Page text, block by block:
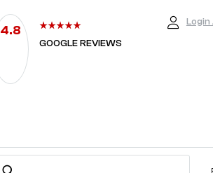
4.8
GOOGLE REVIEWS